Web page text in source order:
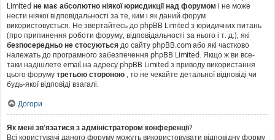
Limited не має абсолютно ніякої юрисдикції над форумом і не може
нести ніякої відповідальності за те, ким і як даний форум
використовується. Не звертайтесь до phpBB Limited з юридичних питань
(про припинення роботи форуму, відповідальності за нього і т. д.), які
безпосередньо не стосуються до сайту phpBB.com або які частково
належать до програмного забезпечення phpBB Limited. Якщо ж ви все-
таки надішлете email на адресу phpBB Limited з приводу використання
цього форуму третьою стороною , то не чекайте детальної відповіді чи
будь-якої відповіді взагалі.
Догори
Як мені зв'язатися з адміністратором конференції?
Всі користувачі даного форуму можуть використовувати відповідну форму